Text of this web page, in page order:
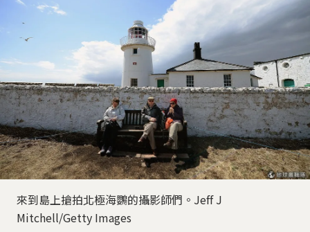
來到島上搶拍北極海鸚的攝影師們。Jeff J
Mitchell/Getty Images